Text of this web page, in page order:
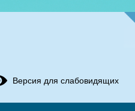
Версия для слабовидящих